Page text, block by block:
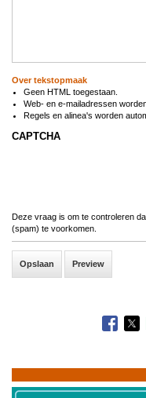
Over tekstopmaak
Geen HTML toegestaan.
Web- en e-mailadressen
Regels en alinea's worden
CAPTCHA
Deze vraag is om te controleren
(spam) te voorkomen.